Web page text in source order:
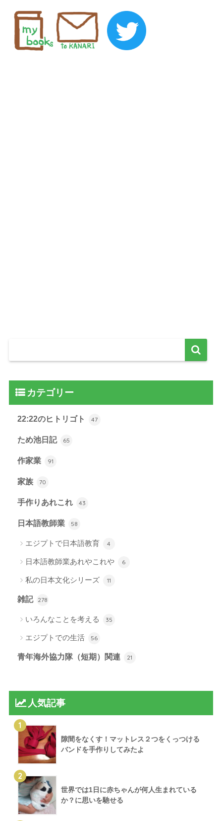
カテゴリー
22:22のヒトリゴト 47
ため池日記 65
作家業 91
家族 70
手作りあれこれ 43
日本語教師業 58
エジプトで日本語教育 4
日本語教師業あれやこれや 6
私の日本文化シリーズ 11
雑記 278
いろんなことを考える 35
エジプトでの生活 56
青年海外協力隊（短期）関連 21
人気記事
1
隙間をなくす！マットレス２つをくっつける
バンドを手作りしてみたよ
2
世界では1日に赤ちゃんが何人生まれている
か？に思いを馳せる